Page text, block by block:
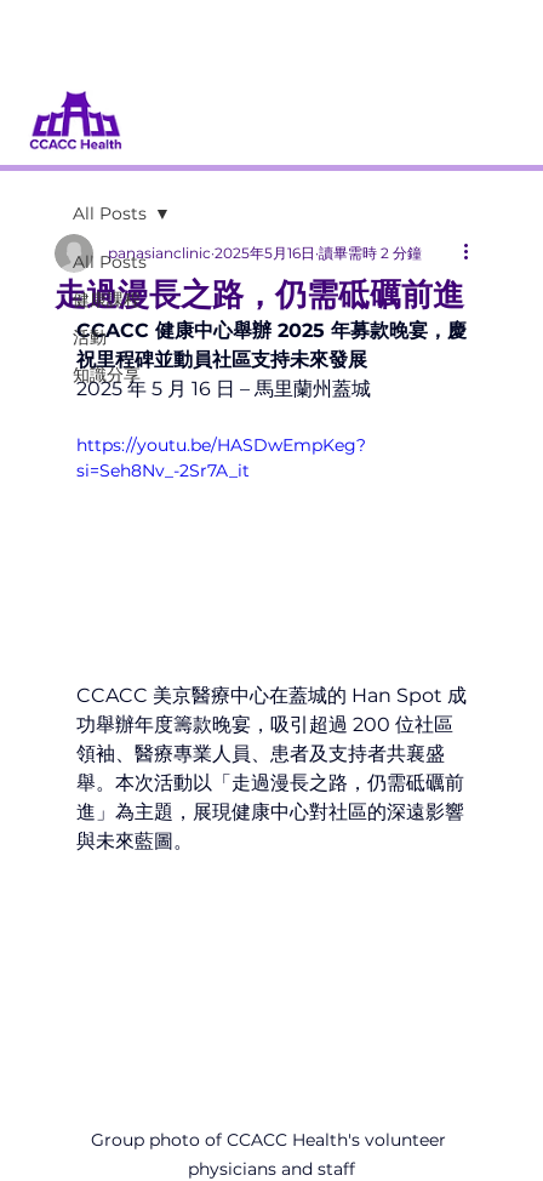
All Posts
健康課程
活動
知識分享
All Posts
走過漫長之路，仍需砥礪前進
panasianclinic 2025年5月16日 讀畢需時 2 分鐘
CCACC 健康中心舉辦 2025 年募款晚宴，慶
祝里程碑並動員社區支持未來發展
2025 年 5 月 16 日 – 馬里蘭州蓋城
https://youtu.be/HASDwEmpKeg?
si=Seh8Nv_-2Sr7A_it
CCACC 美京醫療中心在蓋城的 Han Spot 成
功舉辦年度籌款晚宴，吸引超過 200 位社區
領袖、醫療專業人員、患者及支持者共襄盛
舉。本次活動以「走過漫長之路，仍需砥礪前
進」為主題，展現健康中心對社區的深遠影響
與未來藍圖。
Group photo of CCACC Health's volunteer
physicians and staff